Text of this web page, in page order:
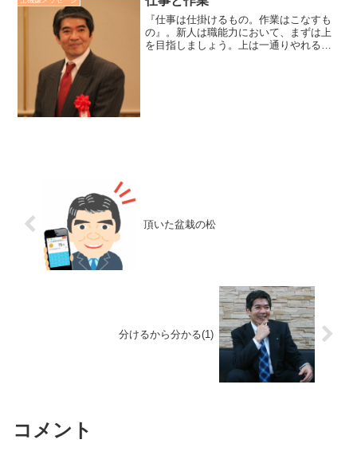
『仕事は仕掛けるもの。作業はこなすも
の』。新人は職能力において、まずは上
を目指しましょう。上は一通りやれる、
頂いた盆栽の松
分けるから分かる(1)
コメント